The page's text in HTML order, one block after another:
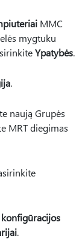
MMC
mygtuku
Ypatybės.
.
naują Grupės
MRT diegimas
.